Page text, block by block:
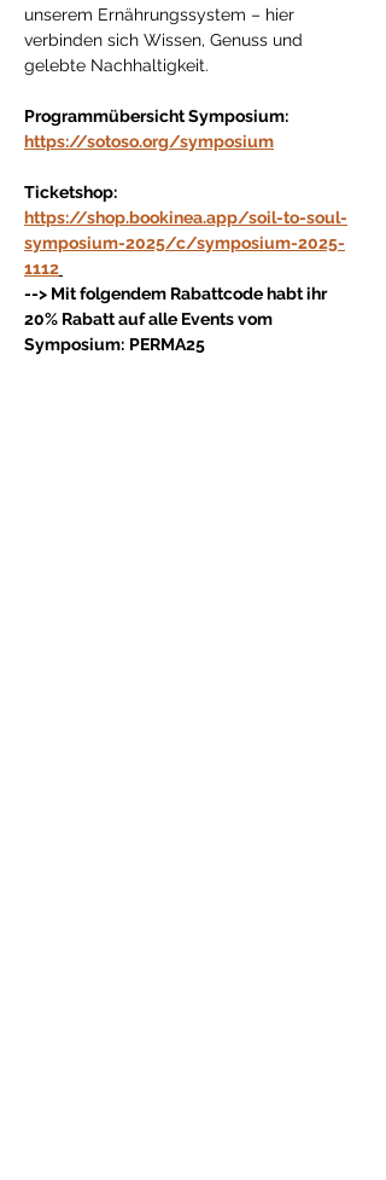
unserem Ernährungssystem – hier
verbinden sich Wissen, Genuss und
gelebte Nachhaltigkeit.
Programmübersicht Symposium:
https://sotoso.org/symposium
Ticketshop:
https://shop.bookinea.app/soil-to-soul-
symposium-2025/c/symposium-2025-
1112
--> Mit folgendem Rabattcode habt ihr
20% Rabatt auf alle Events vom
Symposium: PERMA25